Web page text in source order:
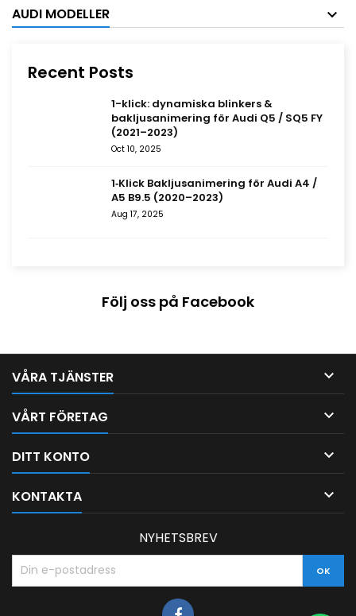
AUDI MODELLER
Recent Posts
1-klick: dynamiska blinkers &
bakljusanimering för Audi Q5 / SQ5 FY
(2021–2023)
Oct 10, 2025
1‑Klick Bakljusanimering för Audi A4 /
A5 B9.5 (2020–2023)
Aug 17, 2025
Följ oss på Facebook
VÅRA TJÄNSTER 
VÅRT FÖRETAG 
DITT KONTO 
KONTAKTA 
NYHETSBREV